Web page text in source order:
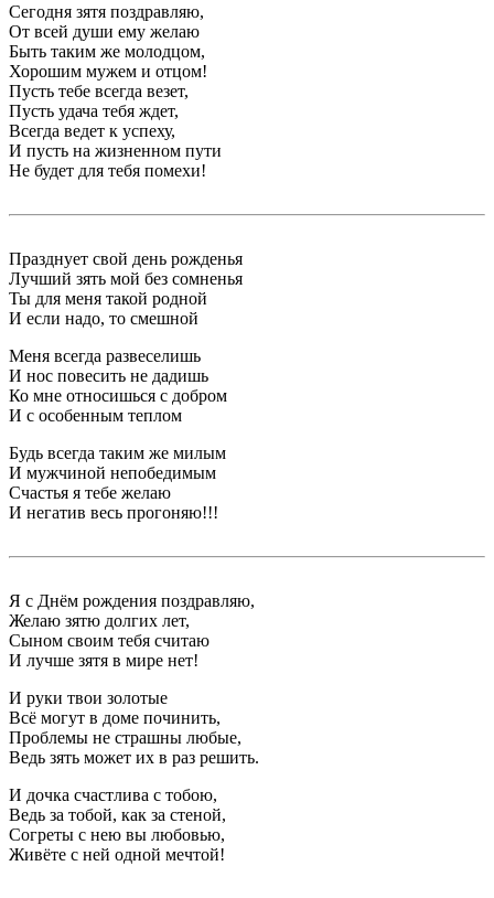
Сегодня зятя поздравляю,
От всей души ему желаю
Быть таким же молодцом,
Хорошим мужем и отцом!
Пусть тебе всегда везет,
Пусть удача тебя ждет,
Всегда ведет к успеху,
И пусть на жизненном пути
Не будет для тебя помехи!
Празднует свой день рожденья
Лучший зять мой без сомненья
Ты для меня такой родной
И если надо, то смешной
Меня всегда развеселишь
И нос повесить не дадишь
Ко мне относишься с добром
И с особенным теплом
Будь всегда таким же милым
И мужчиной непобедимым
Счастья я тебе желаю
И негатив весь прогоняю!!!
Я с Днём рождения поздравляю,
Желаю зятю долгих лет,
Сыном своим тебя считаю
И лучше зятя в мире нет!
И руки твои золотые
Всё могут в доме починить,
Проблемы не страшны любые,
Ведь зять может их в раз решить.
И дочка счастлива с тобою,
Ведь за тобой, как за стеной,
Согреты с нею вы любовью,
Живёте с ней одной мечтой!